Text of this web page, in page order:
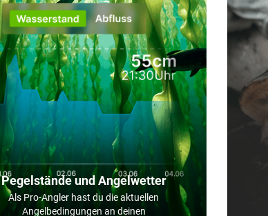
Pegelstände und Angelwetter
Als Pro-Angler hast du die aktuellen
Angelbedingungen an deinen